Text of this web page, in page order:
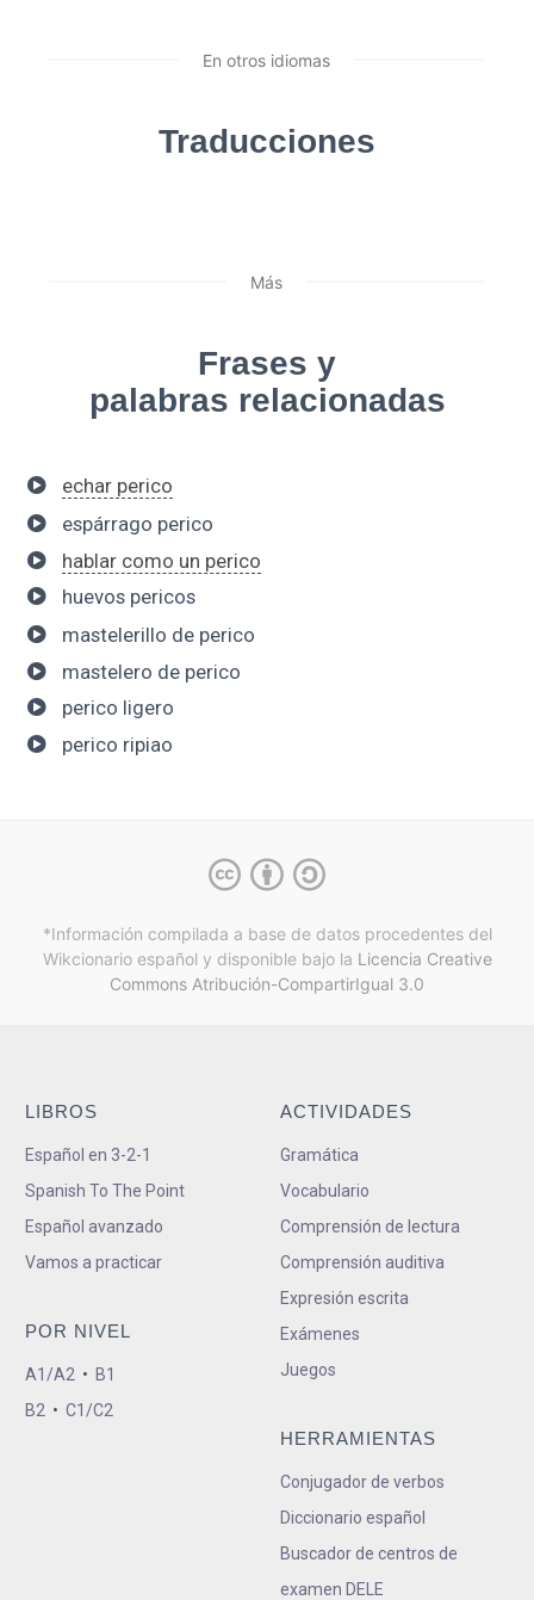
En otros idiomas
Traducciones
Más
Frases y
palabras relacionadas
echar perico
espárrago perico
hablar como un perico
huevos pericos
mastelerillo de perico
mastelero de perico
perico ligero
perico ripiao
*Información compilada a base de datos procedentes del
Wikcionario español y disponible bajo la Licencia Creative
Commons Atribución-CompartirIgual 3.0
LIBROS
Español en 3-2-1
Spanish To The Point
Español avanzado
Vamos a practicar
POR NIVEL
A1/A2 • B1
B2 • C1/C2
ACTIVIDADES
Gramática
Vocabulario
Comprensión de lectura
Comprensión auditiva
Expresión escrita
Exámenes
Juegos
HERRAMIENTAS
Conjugador de verbos
Diccionario español
Buscador de centros de
examen DELE